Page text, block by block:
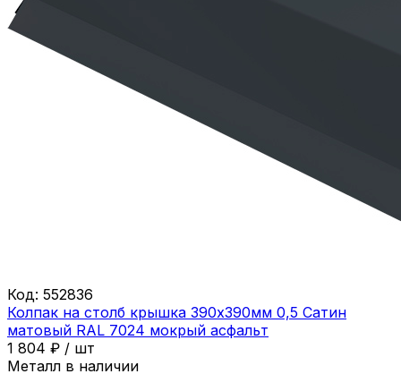
Код: 552836
Колпак на столб крышка 390х390мм 0,5 Сатин
матовый RAL 7024 мокрый асфальт
1 804 ₽ / шт
Металл в наличии